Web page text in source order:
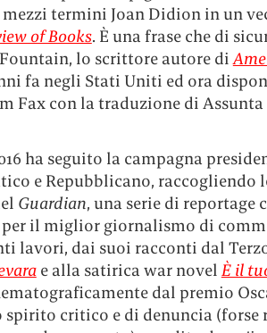
termini Joan Didion in un
of Books. È una frase che di
Fountain, lo scrittore autore di
fa negli Stati Uniti ed ora
Fax con la traduzione di Assunta
ha seguito la campagna
e Repubblicano, raccogliendo
Guardian, una serie di reportage
il miglior giornalismo di
lavori, dai suoi racconti dal
e alla satirica war novel È il
dal premio
spirito critico e di denuncia (forse